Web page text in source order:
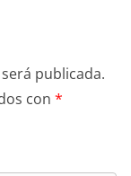
publicada.
con *